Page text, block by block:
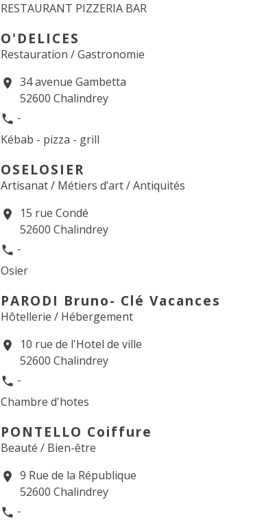
RESTAURANT PIZZERIA BAR
O'DELICES
Restauration / Gastronomie
location_on 34 avenue Gambetta
52600 Chalindrey
phone -
Kébab - pizza - grill
OSELOSIER
Artisanat / Métiers d’art / Antiquités
location_on
15 rue Condé
52600 Chalindrey
phone -
Osier
PARODI Bruno- Clé Vacances
Hôtellerie / Hébergement
location_on
10 rue de l'Hotel de ville
52600 Chalindrey
phone -
Chambre d'hotes
PONTELLO Coiffure
Beauté / Bien-être
location_on 9 Rue de la République
52600 Chalindrey
phone -